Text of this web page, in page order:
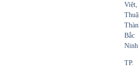
Việt,
Bắc
Ninh
TP.